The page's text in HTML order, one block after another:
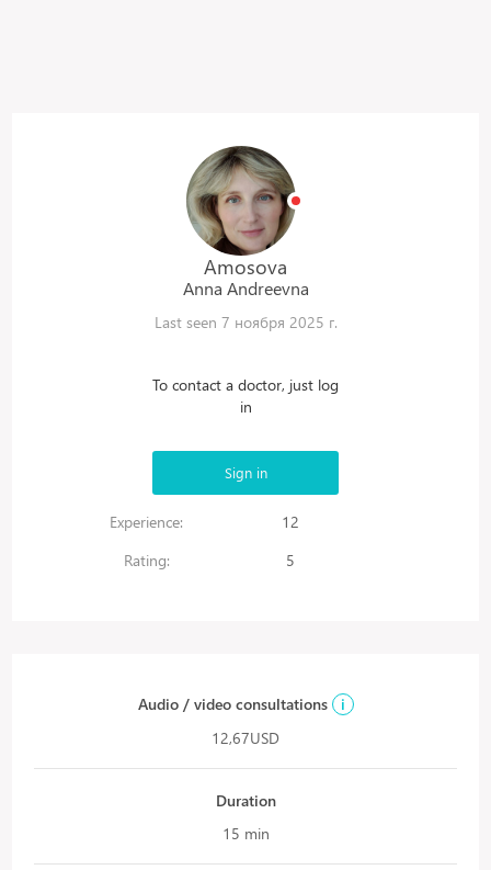
Amosova
Anna Andreevna
Last seen 7 ноября 2025 г.
To contact a doctor, just log
in
Sign in
Experience:
12
Rating:
5
Audio / video consultations
i
12,67USD
Duration
15 min